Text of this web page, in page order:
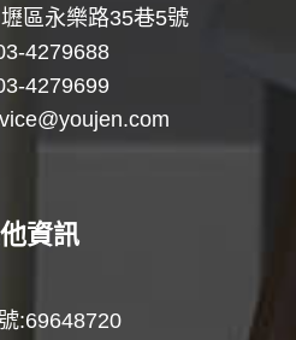
區永樂路35巷5號
4279688
4279699
資訊
:69648720